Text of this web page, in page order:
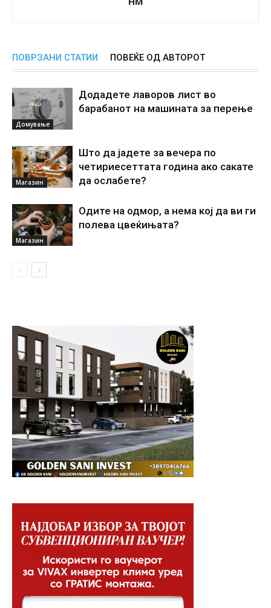
ПОВРЗАНИ СТАТИИ ПОВЕЌЕ ОД АВТОРОТ
Домување
Додадете лаворов лист во
барабанот на машината за перење
Магазин
Што да јадете за вечера по
четириесеттата година ако сакате
да ослабете?
Магазин
Одите на одмор, а нема кој да ви ги
полева цвеќињата?